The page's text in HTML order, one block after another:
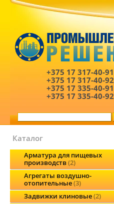
+375 17 317-40-91
+375 17 317-40-92
+375 17 335-40-91
+375 17 335-40-92
Каталог
Арматура для пищевых
производств 2
Агрегаты воздушно-
отопительные 3
Задвижки клиновые 2